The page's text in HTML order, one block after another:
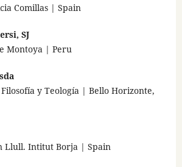
Comillas | Spain
SJ
Montoya | Peru
y Teología | Bello Horizonte,
Llull. Intitut Borja | Spain